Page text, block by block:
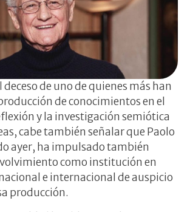
de uno de quienes más han
de conocimientos en el
y la investigación semiótica
cabe también señalar que Paolo
ayer, ha impulsado también
como institución en
e internacional de auspicio
producción.